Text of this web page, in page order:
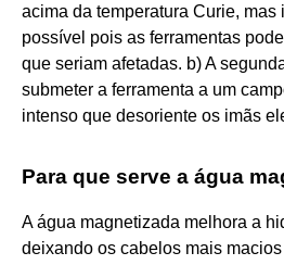
acima da temperatura Curie, mas
possível pois as ferramentas
que seriam afetadas. b) A
submeter a ferramenta a um
intenso que desoriente os imãs
Para que serve a água
A água magnetizada melhora a
deixando os cabelos mais